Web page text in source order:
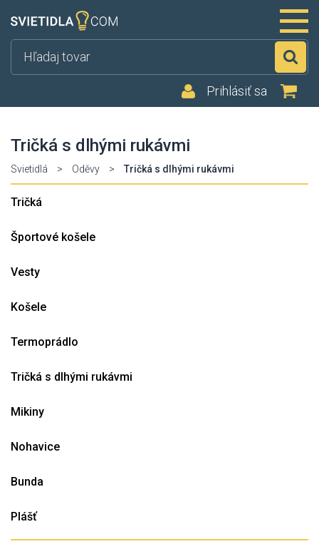
Prihlásiť sa
Tričká s dlhými rukávmi
Svietidlá > Oděvy > Tričká s dlhými rukávmi
Tričká
Športové košele
Vesty
Košele
Termoprádlo
Tričká s dlhými rukávmi
Mikiny
Nohavice
Bunda
Plášť